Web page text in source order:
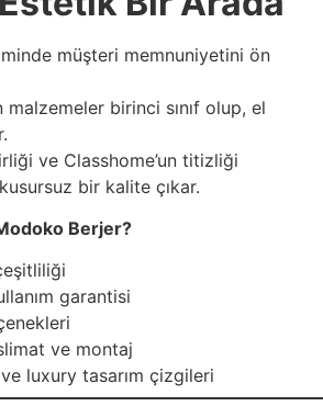
müşteri memnuniyetini ön
malzemeler birinci sınıf olup, el
ve Classhome’un titizliği
bir kalite çıkar.
Berjer?
garantisi
ve montaj
luxury tasarım çizgileri